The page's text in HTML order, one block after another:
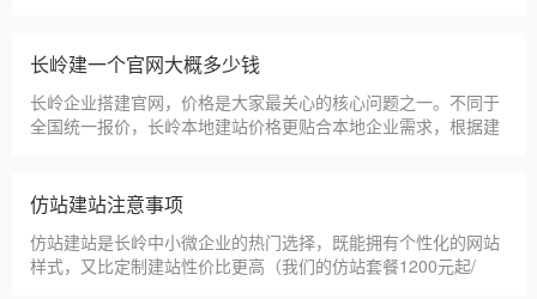
实用的挑选技巧，帮大家轻松选到靠谱的建站团队。第一，优先
选择深耕建站行业多年
长岭建一个官网大概多少钱
长岭企业搭建官网，价格是大家最关心的核心问题之一。不同于
全国统一报价，长岭本地建站价格更贴合本地企业需求，根据建
费，完全符合本地企业的预算需求。目前，我们针对长岭本地企
业，推出4类核心建站套餐
仿站建站注意事项
仿站建站是长岭中小微企业的热门选择，既能拥有个性化的网站
样式，又比定制建站性价比更高（我们的仿站套餐1200元起/